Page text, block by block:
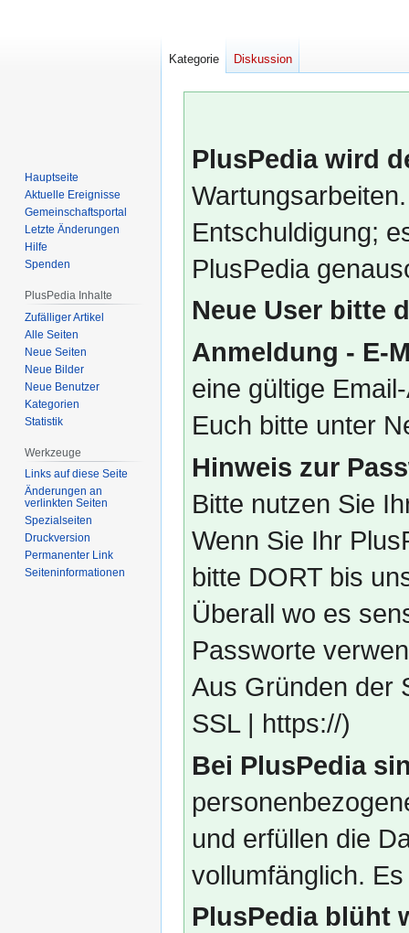
PlusPedia wird
Entschuldigung;
PlusPedia
Neue User bitte
Anmeldung - E-
eine gültige
Euch bitte unter
Hinweis zur
Bitte nutzen Sie
Wenn Sie Ihr
bitte DORT bis
Überall wo es
Passworte
Aus Gründen der
SSL | https://)
Bei PlusPedia
und erfüllen die
vollumfänglich.
PlusPedia blüht
Kategorie Diskussion
Hauptseite
Aktuelle Ereignisse
Gemeinschafts­portal
Letzte Änderungen
Hilfe
Spenden
PlusPedia Inhalte
Zufälliger Artikel
Alle Seiten
Neue Seiten
Neue Bilder
Neue Benutzer
Kategorien
Statistik
Werkzeuge
Links auf diese Seite
Änderungen an
verlinkten Seiten
Spezialseiten
Druckversion
Permanenter Link
Seiten­­informationen